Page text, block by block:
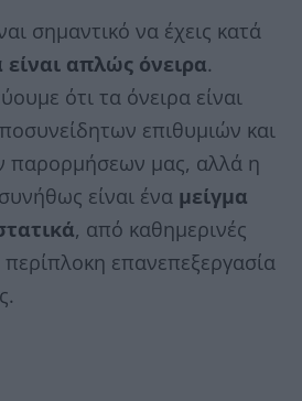
σημαντικό να έχεις κατά
είναι απλώς όνειρα.
ότι τα όνειρα είναι
επιθυμιών και
παρορμήσεων μας, αλλά η
είναι ένα μείγμα
, από καθημερινές
περίπλοκη επανεπεξεργασία